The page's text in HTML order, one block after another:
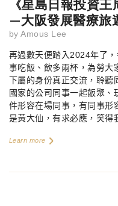
《星島日報投資
—大阪發展醫療旅
by Amous Lee
再過數天便踏入2024年了
事吃飯、飲多兩杯，為勞大
下屬的身份真正交流，聆聽
國家的公司同事一起飯聚
件形容在場同事，有同事形
是黃大仙，有求必應，笑得
Learn more